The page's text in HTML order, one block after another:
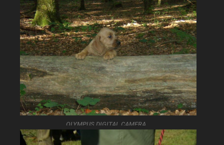
OLYMPUS DIGITAL CAMERA